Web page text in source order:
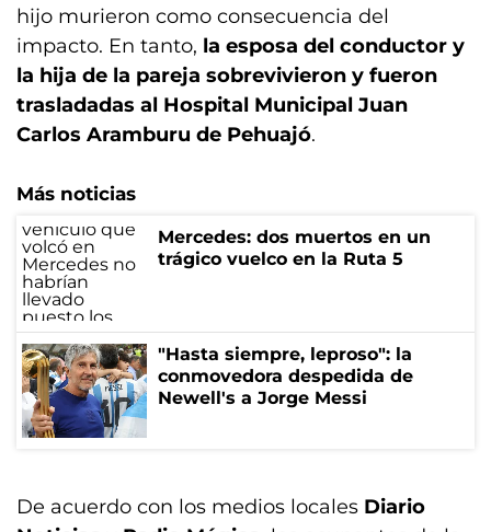
hijo murieron como consecuencia del
impacto. En tanto, la esposa del conductor y
la hija de la pareja sobrevivieron y fueron
trasladadas al Hospital Municipal Juan
Carlos Aramburu de Pehuajó.
Más noticias
Mercedes: dos muertos en un
trágico vuelco en la Ruta 5
"Hasta siempre, leproso": la
conmovedora despedida de
Newell's a Jorge Messi
De acuerdo con los medios locales Diario